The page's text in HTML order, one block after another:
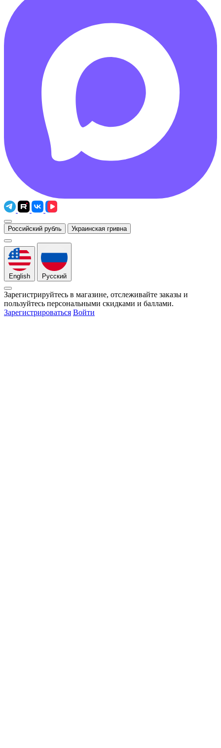
Российский рубль Украинская гривна
English Русский
Зарегистрируйтесь в магазине, отслеживайте заказы и
пользуйтесь персональными скидками и баллами.
Зарегистрироваться Войти